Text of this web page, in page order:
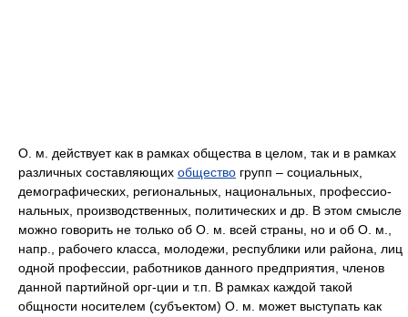
О. м. действует как в рамках общества в целом, так и в рамках
различных составляющих общество групп – социальных,
демографических, региональных, национальных, профессио-
нальных, производственных, политических и др. В этом смысле
можно говорить не только об О. м. всей страны, но и об О. м.,
напр., рабочего класса, молодежи, республики или района, лиц
одной профессии, работников данного предприятия, членов
данной партийной орг-ции и т.п. В рамках каждой такой
общности носителем (субъектом) О. м. может выступать как